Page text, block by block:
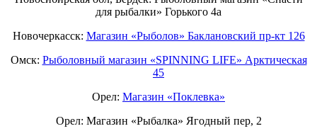
для рыбалки» Горького 4а
Новочеркасск: Магазин «Рыболов» Баклановский пр-кт 126
Омск: Рыболовный магазин «SPINNING LIFE» Арктическая
45
Орел: Магазин «Поклевка»
Орел: Магазин «Рыбалка» Ягодный пер, 2